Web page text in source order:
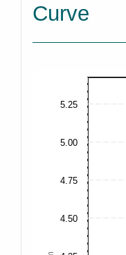
Curve
4.50
4.75
5.00
5.25